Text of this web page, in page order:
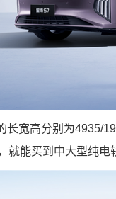
长宽高分别为4935/
就能买到中大型纯电